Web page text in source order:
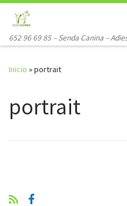
Saltar al contenido
652 96 69 85 – Senda Canina –
Inicio »portrait
portrait